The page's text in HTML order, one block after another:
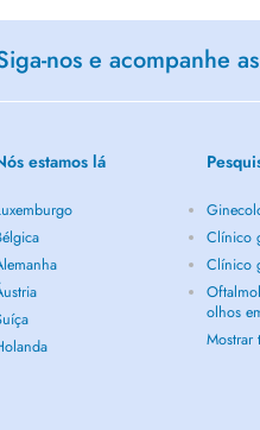
nos e acompanhe
estamos lá
Clínico
Clínico
olhos